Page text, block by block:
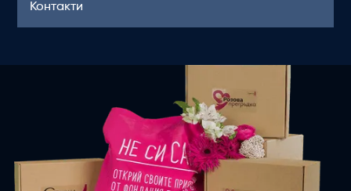
Контакти